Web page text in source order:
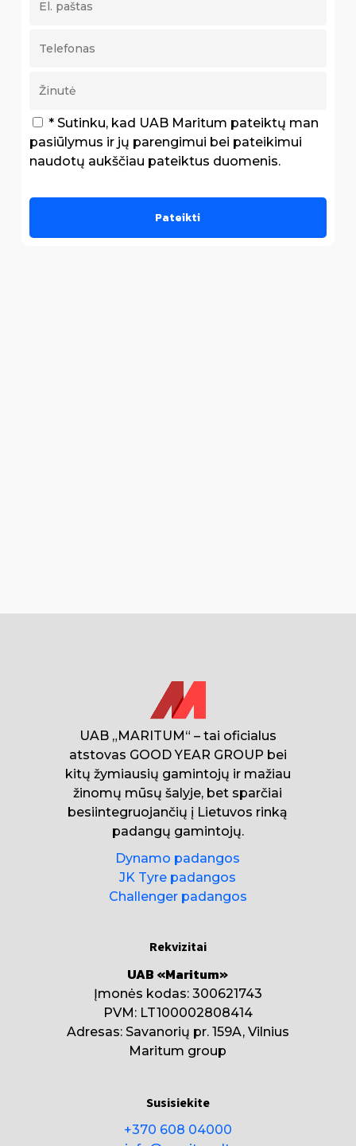
* Sutinku, kad UAB Maritum pateiktų man
pasiūlymus ir jų parengimui bei pateikimui
naudotų aukščiau pateiktus duomenis.
UAB „MARITUM“ – tai oficialus
atstovas GOOD YEAR GROUP bei
kitų žymiausių gamintojų ir mažiau
žinomų mūsų šalyje, bet sparčiai
besiintegruojančių į Lietuvos rinką
padangų gamintojų.
Dynamo padangos
JK Tyre padangos
Challenger padangos
Rekvizitai
UAB «Maritum»
Įmonės kodas: 300621743
PVM: LT100002808414
Adresas: Savanorių pr. 159A, Vilnius
Maritum group
Susisiekite
+370 608 04000